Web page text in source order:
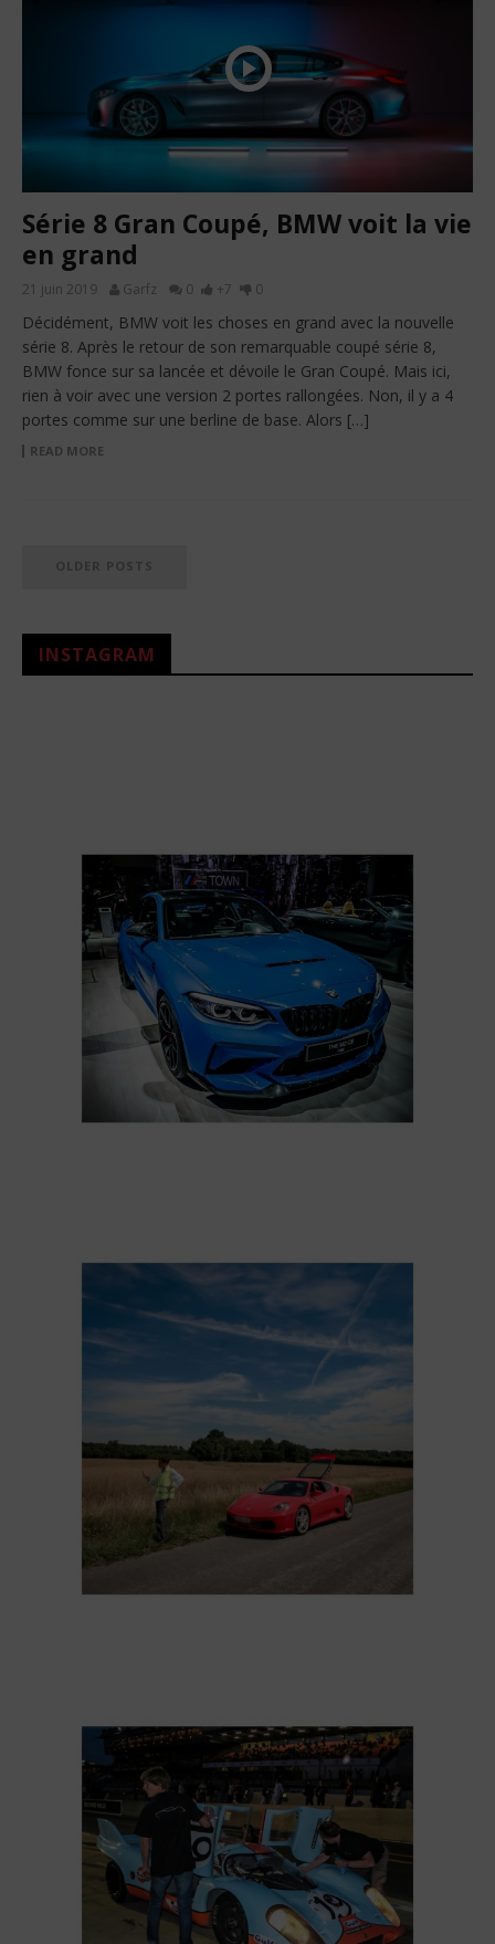
Série 8 Gran Coupé, BMW voit la vie
en grand
21 juin 2019 Garfz 0 +7 0
Décidément, BMW voit les choses en grand avec la nouvelle
série 8. Après le retour de son remarquable coupé série 8,
BMW fonce sur sa lancée et dévoile le Gran Coupé. Mais ici,
rien à voir avec une version 2 portes rallongées. Non, il y a 4
portes comme sur une berline de base. Alors […]
READ MORE
OLDER POSTS
INSTAGRAM